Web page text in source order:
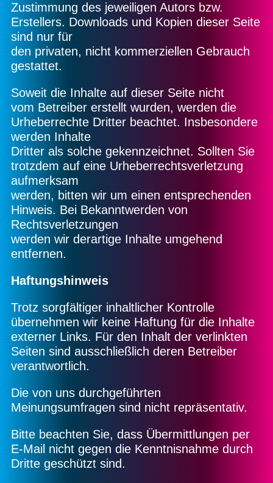
Zustimmung des jeweiligen Autors bzw.
Erstellers. Downloads und Kopien dieser Seite
sind nur für
den privaten, nicht kommerziellen Gebrauch
gestattet.
Soweit die Inhalte auf dieser Seite nicht
vom Betreiber erstellt wurden, werden die
Urheberrechte Dritter beachtet. Insbesondere
werden Inhalte
Dritter als solche gekennzeichnet. Sollten Sie
trotzdem auf eine Urheberrechtsverletzung
aufmerksam
werden, bitten wir um einen entsprechenden
Hinweis. Bei Bekanntwerden von
Rechtsverletzungen
werden wir derartige Inhalte umgehend
entfernen.
Haftungshinweis
Trotz sorgfältiger inhaltlicher Kontrolle
übernehmen wir keine Haftung für die Inhalte
externer Links. Für den Inhalt der verlinkten
Seiten sind ausschließlich deren Betreiber
verantwortlich.
Die von uns durchgeführten
Meinungsumfragen sind nicht repräsentativ.
Bitte beachten Sie, dass Übermittlungen per
E-Mail nicht gegen die Kenntnisnahme durch
Dritte geschützt sind.